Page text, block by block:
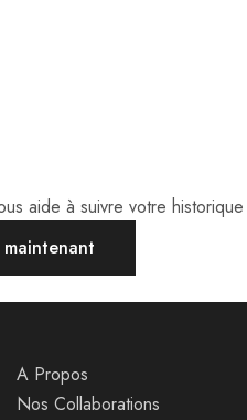
aide à suivre votre
A Propos
Nos Collaborations